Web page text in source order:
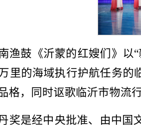
渔鼓《沂蒙的红嫂们》以
里的海域执行护航任务
格，同时讴歌临沂市物流
奖是经中央批准、由中国